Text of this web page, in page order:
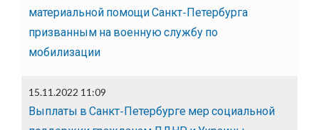
материальной помощи Санкт-Петербурга
призванным на военную службу по
мобилизации
15.11.2022 11:09
Выплаты в Санкт-Петербурге мер социальной